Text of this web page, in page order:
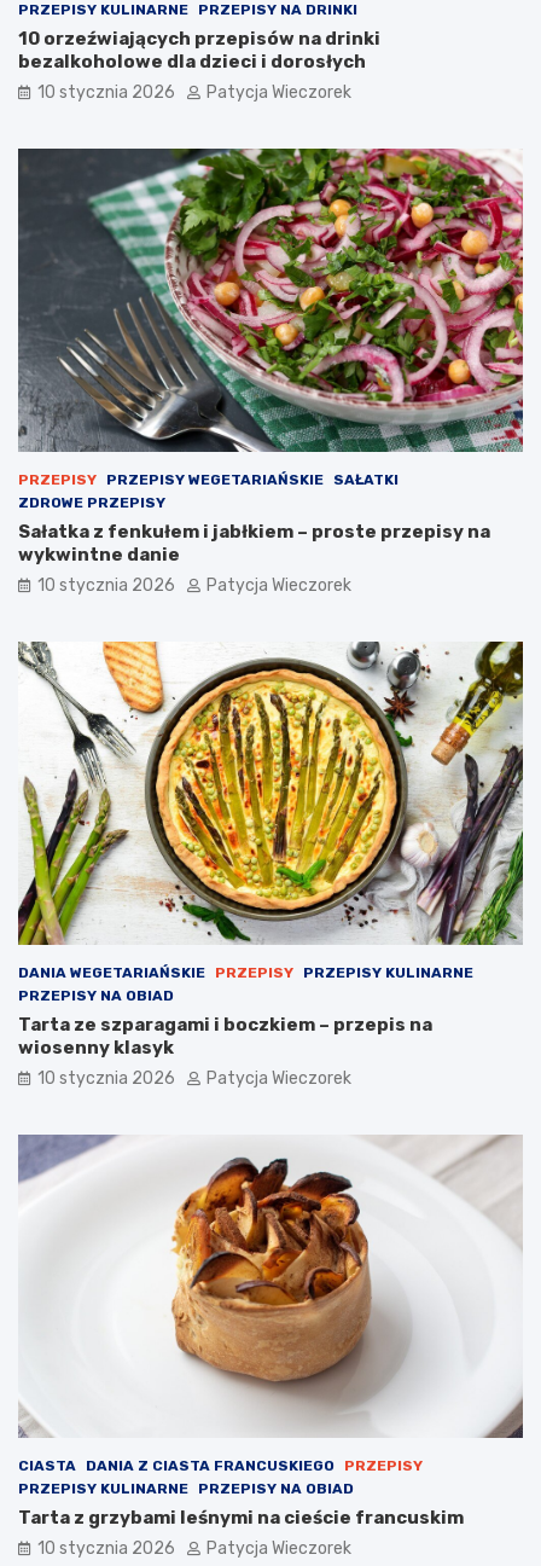
PRZEPISY KULINARNE
PRZEPISY NA DRINKI
10 orzeźwiających przepisów na drinki
bezalkoholowe dla dzieci i dorosłych
10 stycznia 2026 Patycja Wieczorek
PRZEPISY PRZEPISY WEGETARIAŃSKIE
SAŁATKI
ZDROWE PRZEPISY
Sałatka z fenkułem i jabłkiem – proste przepisy na
wykwintne danie
10 stycznia 2026 Patycja Wieczorek
DANIA WEGETARIAŃSKIE PRZEPISY
PRZEPISY KULINARNE
PRZEPISY NA OBIAD
Tarta ze szparagami i boczkiem – przepis na
wiosenny klasyk
10 stycznia 2026 Patycja Wieczorek
CIASTA DANIA Z CIASTA FRANCUSKIEGO
PRZEPISY
PRZEPISY KULINARNE
PRZEPISY NA OBIAD
Tarta z grzybami leśnymi na cieście francuskim
10 stycznia 2026 Patycja Wieczorek